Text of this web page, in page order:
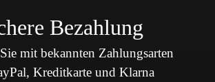
Bezahlung
mit bekannten Zahlungsarten
Kreditkarte und Klarna